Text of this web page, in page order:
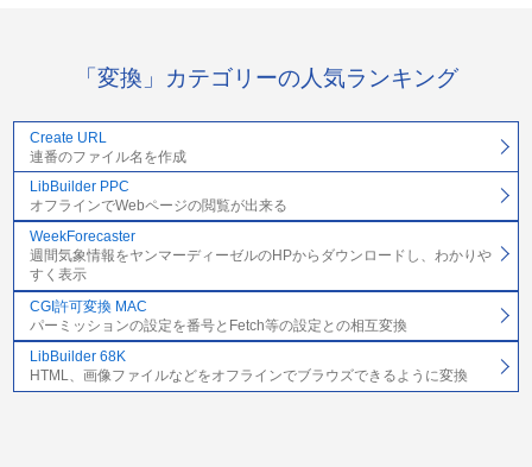
「変換」カテゴリーの人気ランキング
Create URL
連番のファイル名を作成
LibBuilder PPC
オフラインでWebページの閲覧が出来る
WeekForecaster
週間気象情報をヤンマーディーゼルのHPからダウンロードし、わかりや
すく表示
CGI許可変換 MAC
パーミッションの設定を番号とFetch等の設定との相互変換
LibBuilder 68K
HTML、画像ファイルなどをオフラインでブラウズできるように変換